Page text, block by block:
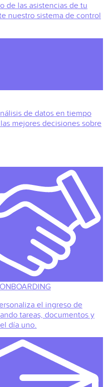
de las asistencias de tu
nuestro sistema de control
de datos en tiempo
mejores decisiones sobre
el ingreso de
tareas, documentos y
día uno.